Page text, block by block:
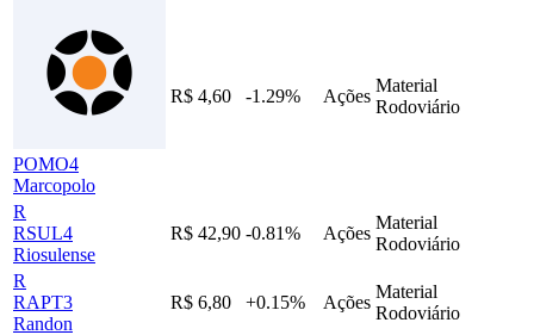
POMO4
Marcopolo
R$ 4,60 -1.29% Ações
Material
Rodoviário
R
RSUL4
Riosulense
R$ 42,90 -0.81% Ações
Material
Rodoviário
R
RAPT3
Randon
R$ 6,80 +0.15% Ações
Material
Rodoviário